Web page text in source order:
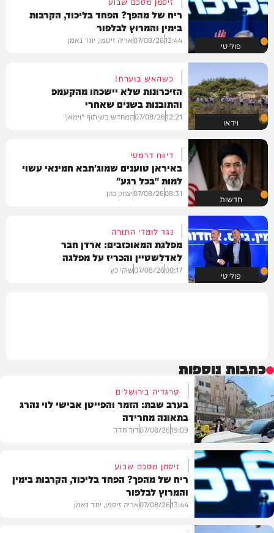
פוליטי
ריח של מהפך? הפחד בליכוד, הקרבות
בימין והמרוץ לבלפור
13:44
07/08/26אריה זיסמן, יתד נאמן
וידאו
כשהאש בוערת!
הזיכרונות שלא יישכחו מהקעמפ
והתובנות בשנים שאחרי
12:21
07/08/26המחדש בשיתוף "וימאן"
חדשות
דיווח דרמטי
באיראן טוענים שמוג'תבא חמינאי עשוי
למות "בכל רגע"
08:31
07/08/26יצחק כהן
פוליטי
נגד לומדי התורה
מפלגת המאוכזבים: ארדן חבר
לאדלשטיין והכריז על מפלגה
00:17
07/08/26שוקי כץ
כתבות נוספות
בארץ
טרגדיה בירושלים
בערב שבת: הזמר והפייטן אבישי לוי נהרג
בתאונה מחרידה
19:09
07/08/26דוד חדד
זיסמן מסכם שבוע
ריח של מהפך? הפחד בליכוד, הקרבות בימין
והמרוץ לבלפור
13:44
07/08/26אריה זיסמן, יתד נאמן